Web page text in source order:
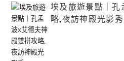
埃及旅遊景點｜
略,夜訪神殿光影秀